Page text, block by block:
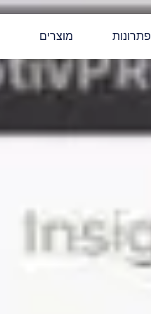
פתרונות מוצרים